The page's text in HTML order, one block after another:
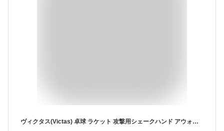
ヴィクタス(Victas) 卓球 ラケット 攻撃用シェークハンド アウォード V オフェンシブ フレア 310404